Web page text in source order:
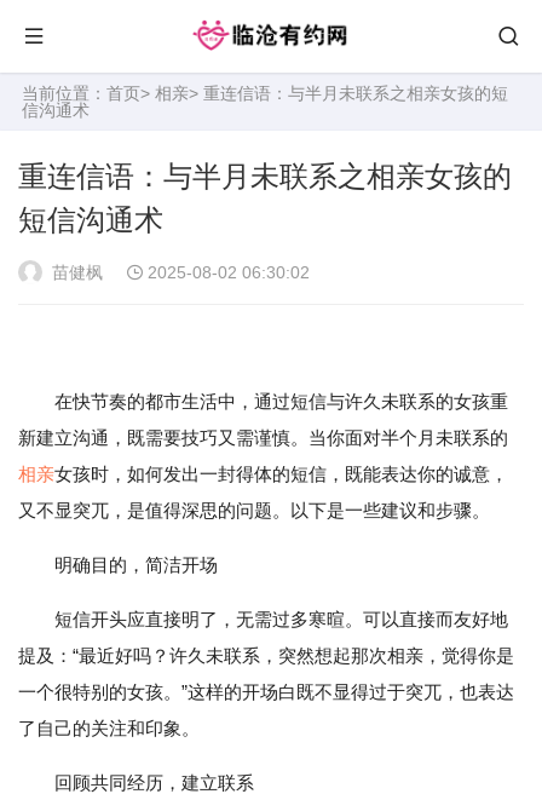
当前位置： 首页> 相亲> 重连信语：与半月未联系之相亲女孩的短
信沟通术
重连信语：与半月未联系之相亲女孩的
短信沟通术
苗健枫 2025-08-02 06:30:02
在快节奏的都市生活中，通过短信与许久未联系的女孩重
新建立沟通，既需要技巧又需谨慎。当你面对半个月未联系的
相亲女孩时，如何发出一封得体的短信，既能表达你的诚意，
又不显突兀，是值得深思的问题。以下是一些建议和步骤。
明确目的，简洁开场
短信开头应直接明了，无需过多寒暄。可以直接而友好地
提及：“最近好吗？许久未联系，突然想起那次相亲，觉得你是
一个很特别的女孩。”这样的开场白既不显得过于突兀，也表达
了自己的关注和印象。
回顾共同经历，建立联系